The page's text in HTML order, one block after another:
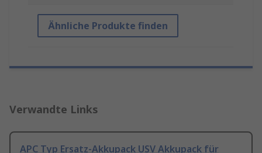
Ähnliche Produkte finden
Verwandte Links
APC Typ Ersatz-Akkupack USV Akkupack für